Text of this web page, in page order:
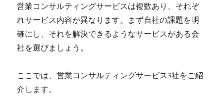
営業コンサルティングサービスは複数あり、それぞ
れサービス内容が異なります。まず自社の課題を明
確にし、それを解決できるようなサービスがある会
社を選びましょう。
ここでは、営業コンサルティングサービス3社をご紹
介します。